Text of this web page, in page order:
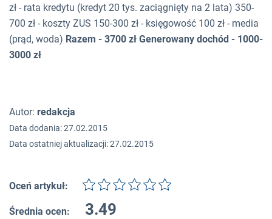
zł - rata kredytu (kredyt 20 tys. zaciągnięty na 2 lata) 350-
700 zł - koszty ZUS 150-300 zł - księgowość 100 zł - media
(prąd, woda) Razem - 3700 zł Generowany dochód - 1000-
3000 zł
Autor: redakcja
Data dodania: 27.02.2015
Data ostatniej aktualizacji: 27.02.2015
Oceń artykuł:
Średnia ocen: 3.49